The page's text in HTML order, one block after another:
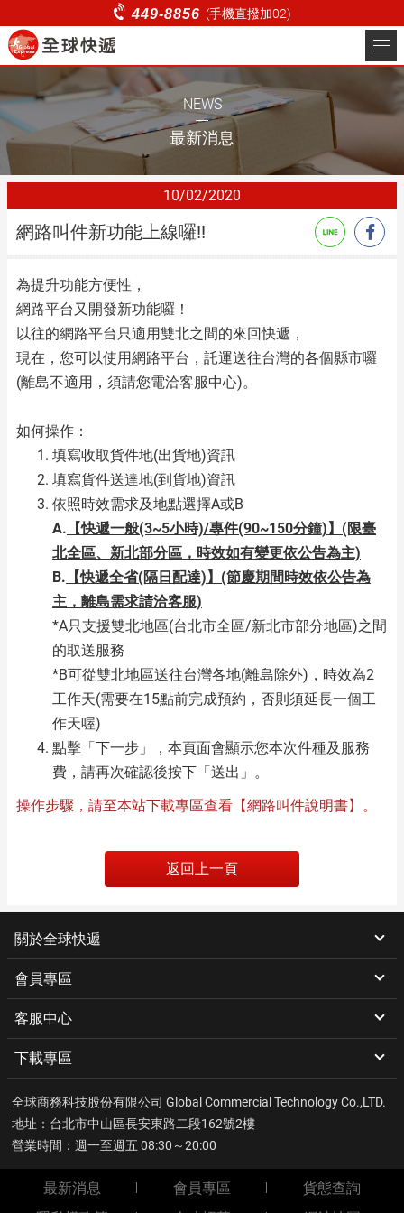
網路叫件新功能上線囉!!_最
新消息 | 全球快遞 | 台北即
時快遞、商務快遞、電商物
流服務
449-8856 (手機直撥加02)
服務項目
非會員叫件
貨態查詢
登入
NEWS
最新消息
10 02 2020
網路叫件新功能上線囉!!
為提升功能方便性，
網路平台又開發新功能囉！
以往的網路平台只適用雙北之間的來回快遞，
現在，您可以使用網路平台，託運送往台灣的各個縣市囉
(離島不適用，須請您電洽客服中心)。
如何操作：
填寫收取貨件地(出貨地)資訊
填寫貨件送達地(到貨地)資訊
依照時效需求及地點選擇A或B
A. 【快遞一般(3~5小時)/專件(90~150分鐘)】(限臺
北全區、新北部分區，時效如有變更依公告為主)
B. 【快遞全省(隔日配達)】(節慶期間時效依公告為
主，離島需求請洽客服)
*A只支援雙北地區(台北市全區/新北市部分地區)之間
的取送服務
*B可從雙北地區送往台灣各地(離島除外)，時效為2
工作天(需要在15點前完成預約，否則須延長一個工
作天喔)
點擊「下一步」，本頁面會顯示您本次件種及服務
費，請再次確認後按下「送出」。
操作步驟，請至本站下載專區查看【網路叫件說明書】 。
返回上一頁
關於全球快遞
會員專區
客服中心
下載專區
全球商務科技股份有限公司 Global Commercial Technology Co.,LTD.
地址：台北市中山區長安東路二段162號2樓
營業時間：週一至週五 08:30～20:00
最新消息 會員專區
貨態查詢